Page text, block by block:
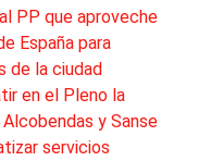
PP que aproveche
España para
de la ciudad
en el Pleno la
y Sanse
servicios